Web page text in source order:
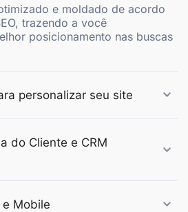
e moldado de acordo
trazendo a você
posicionamento nas buscas
personalizar seu site
do Cliente e CRM
Mobile